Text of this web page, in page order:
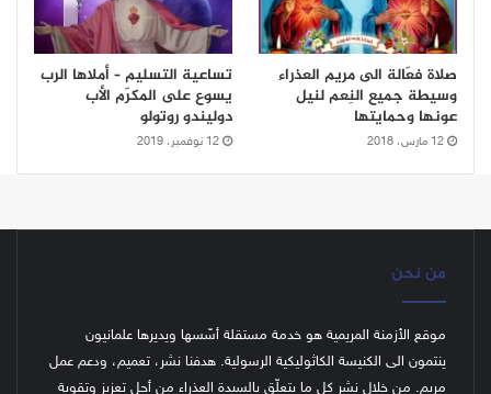
صلاة فعّالة الى مريم العذراء
وسيطة جميع النِعم لنيل
عونها وحمايتها
12 مارس، 2018
تساعية التسليم – أملاها الرب
يسوع على المكرّم الأب
دوليندو روتولو
12 نوفمبر، 2019
من نحن
موقع الأزمنة المريمية هو خدمة مستقلة أسّسها ويديرها علمانيون
ينتمون الى الكنيسة الكاثوليكية الرسولية. هدفنا نشر، تعميم، ودعم عمل
مريم. من خلال نشر كل ما يتعلّق بالسيدة العذراء من أجل تعزيز وتقوية